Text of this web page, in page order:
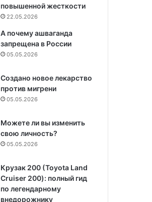
повышенной жесткости
22.05.2026
А почему ашваганда
запрещена в России
05.05.2026
Создано новое лекарство
против мигрени
05.05.2026
Можете ли вы изменить
свою личность?
05.05.2026
Крузак 200 (Toyota Land
Cruiser 200): полный гид
по легендарному
внедорожнику